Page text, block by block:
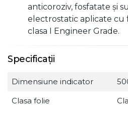
anticoroziv, fosfatate şi
electrostatic aplicate cu
clasa I Engineer Grade.
Specificații
Dimensiune indicator
Clasa folie